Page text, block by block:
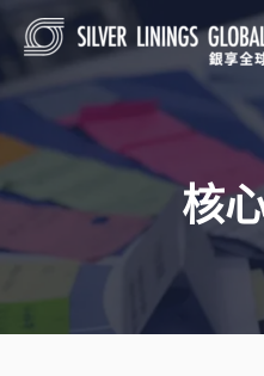
內
核